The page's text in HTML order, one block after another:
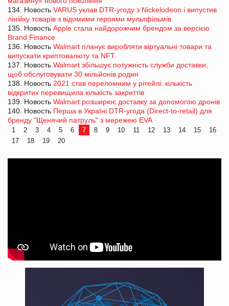
134. Новость VARUS уклав DTR-угоду з Nickelodeon і випустив
лінійку товарів з відомими героями мультфільмів
135. Новость Apple стала найдорожчим брендом за версією
Brand Finance
136. Новость Walmart планує виробляти віртуальні товари та
випускати криптовалюту та NFT
137. Новость Walmart збільшує потужність служби доставки,
щоб обслуговувати 30 мільйонів родин
138. Новость 2021 став переломним у рітейлі: кількість
відкритих перевищила кількість закриттів
139. Новость Walmart розширює доставку за допомогою дронів
140. Новость Перша в Україні DTR-угода (Direct-to-retail) для
бренду "Щенячий патруль" з мережею EVA
1 2 3 4 5 6 7 8 9 10 11 12 13 14 15
16
17
18 19 20